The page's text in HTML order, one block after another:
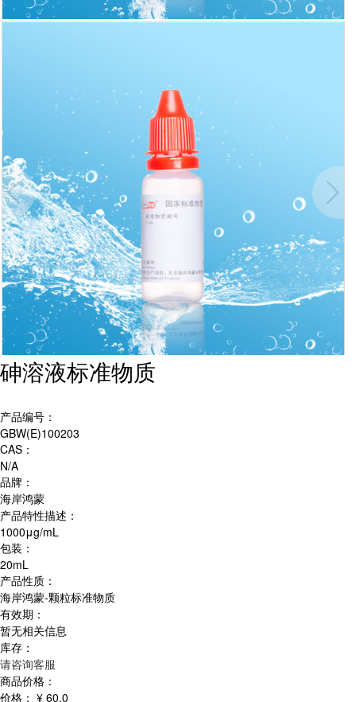
砷溶液标准物质
产品编号：
GBW(E)100203
CAS：
N/A
品牌：
海岸鸿蒙
产品特性描述：
1000μg/mL
包装：
20mL
产品性质：
海岸鸿蒙-颗粒标准物质
有效期：
暂无相关信息
库存：
请咨询客服
商品价格：
价格： ¥ 60.0